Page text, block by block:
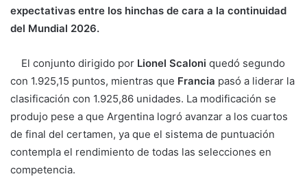
expectativas entre los hinchas de cara a la continuidad
del Mundial 2026.
El conjunto dirigido por Lionel Scaloni quedó segundo
con 1.925,15 puntos, mientras que Francia pasó a liderar la
clasificación con 1.925,86 unidades. La modificación se
produjo pese a que Argentina logró avanzar a los cuartos
de final del certamen, ya que el sistema de puntuación
contempla el rendimiento de todas las selecciones en
competencia.